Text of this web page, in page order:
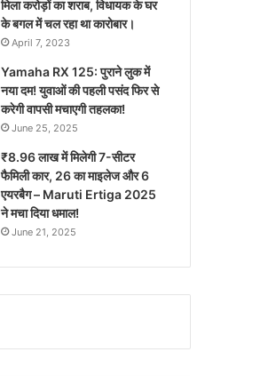
मिला करोड़ों का शराब, विधायक के घर
के बगल में चल रहा था कारोबार।
April 7, 2023
Yamaha RX 125: पुराने लुक में
नया दम! युवाओं की पहली पसंद फिर से
करेगी वापसी मचाएगी तहलका!
June 25, 2025
₹8.96 लाख में मिलेगी 7-सीटर
फैमिली कार, 26 का माइलेज और 6
एयरबैग – Maruti Ertiga 2025
ने मचा दिया धमाल!
June 21, 2025